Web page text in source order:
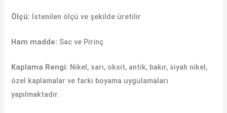
Ölçü: İstenilen ölçü ve şekilde üretilir
Ham madde: Sac ve Pirinç
Kaplama Rengi: Nikel, sarı, oksit, antik, bakır, siyah nikel,
özel kaplamalar ve farkı boyama uygulamaları
yapılmaktadır.